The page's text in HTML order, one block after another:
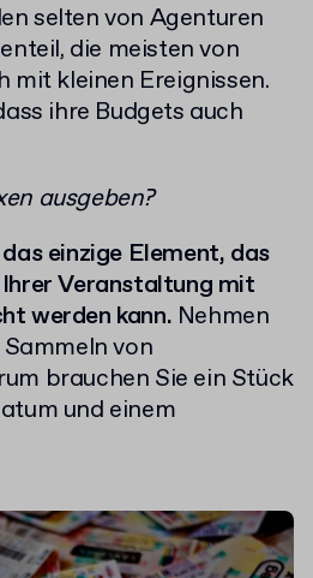
selten von Agenturen
die meisten von
mit kleinen Ereignissen.
ihre Budgets auch
ausgeben?
einzige Element, das
Veranstaltung mit
werden kann. Nehmen
von
brauchen Sie ein Stück
und einem